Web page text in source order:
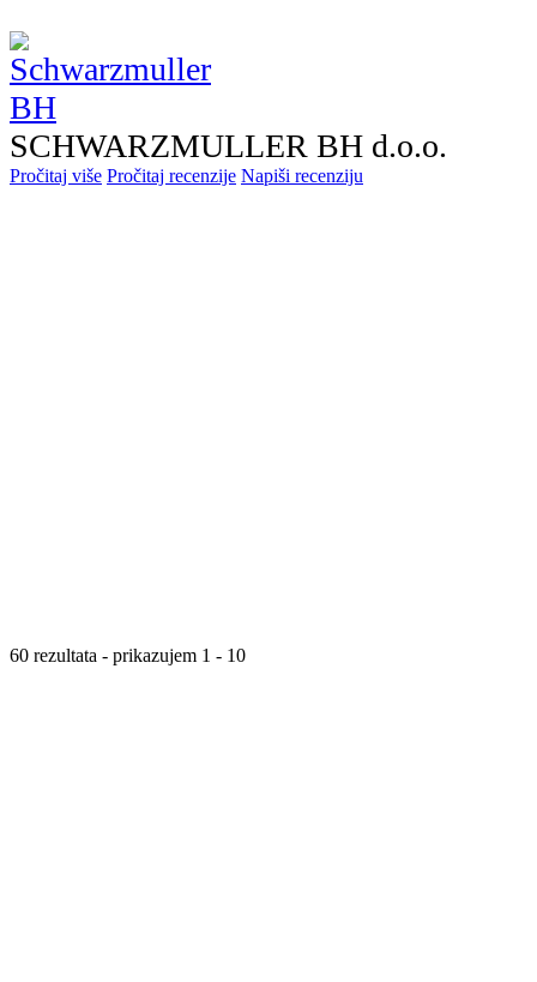
SCHWARZMULLER BH d.o.o.
Pročitaj više Pročitaj recenzije Napiši recenziju
60 rezultata - prikazujem 1 - 10